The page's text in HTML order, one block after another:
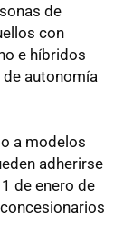
de
con
e híbridos
autonomía
a modelos
adherirse
de enero de